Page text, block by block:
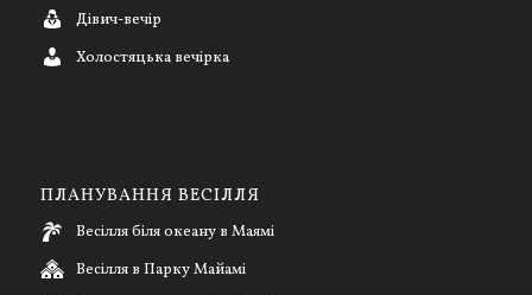
Дівич-вечір
Холостяцька вечірка
ПЛАНУВАННЯ ВЕСІЛЛЯ
Весілля біля океану в Маямі
Весілля в Парку Майамі